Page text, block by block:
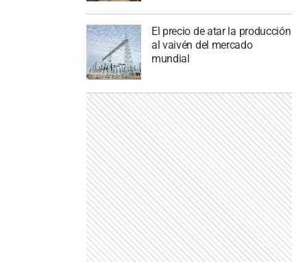
El precio de atar la producción
al vaivén del mercado
mundial